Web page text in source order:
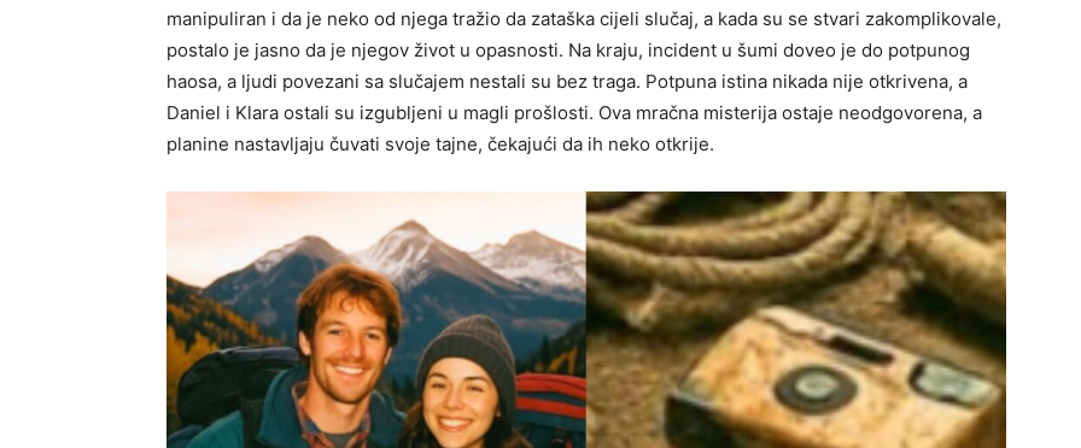
manipuliran i da je neko od njega tražio da zataška cijeli slučaj, a kada su se stvari zakomplikovale,
postalo je jasno da je njegov život u opasnosti. Na kraju, incident u šumi doveo je do potpunog
haosa, a ljudi povezani sa slučajem nestali su bez traga. Potpuna istina nikada nije otkrivena, a
Daniel i Klara ostali su izgubljeni u magli prošlosti. Ova mračna misterija ostaje neodgovorena, a
planine nastavljaju čuvati svoje tajne, čekajući da ih neko otkrije.